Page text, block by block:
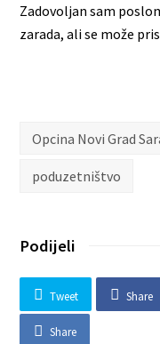
Zadovoljan sam
zarada, ali se može
Opcina Novi Grad
poduzetništvo
Podijeli
Tweet Share
Share